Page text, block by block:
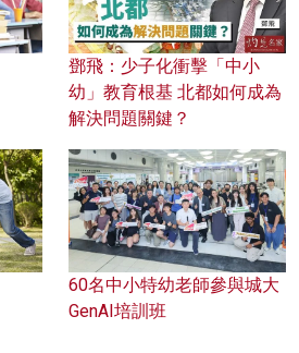
鄧飛：少子化衝擊「中小
幼」教育根基 北都如何成為
解決問題關鍵？
60名中小特幼老師參與城大
GenAI培訓班